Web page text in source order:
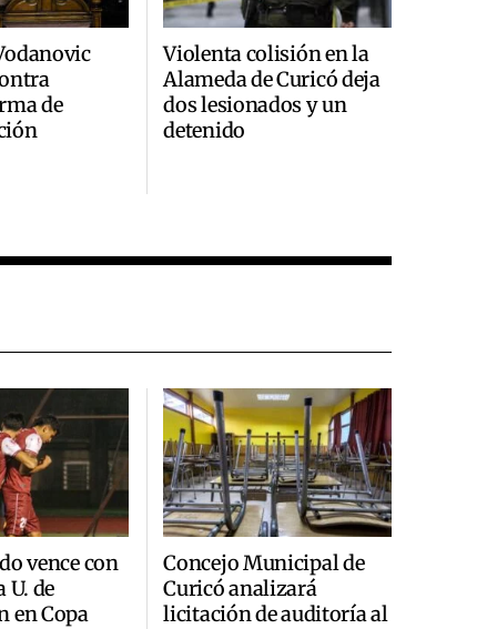
de
Violenta colisión en la
Alameda de Curicó deja
dos lesionados y un
detenido
vence con
U. de
en Copa
Concejo Municipal de
Curicó analizará
licitación de auditoría al